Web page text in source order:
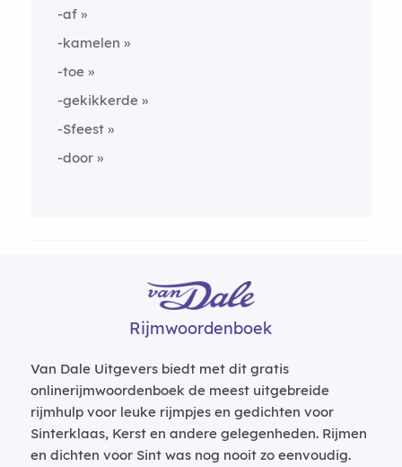
-af
-kamelen
-toe
-gekikkerde
-Sfeest
-door
Rijmwoordenboek
Van Dale Uitgevers biedt met dit gratis
onlinerijmwoordenboek de meest uitgebreide
rijmhulp voor leuke rijmpjes en gedichten voor
Sinterklaas, Kerst en andere gelegenheden. Rijmen
en dichten voor Sint was nog nooit zo eenvoudig.